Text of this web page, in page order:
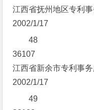
江西省抚州地区专利
2002/1/17
48
36107
江西省新余市专利事
2002/1/17
49